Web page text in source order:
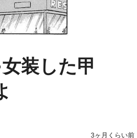
装した甲
3ヶ月くらい前